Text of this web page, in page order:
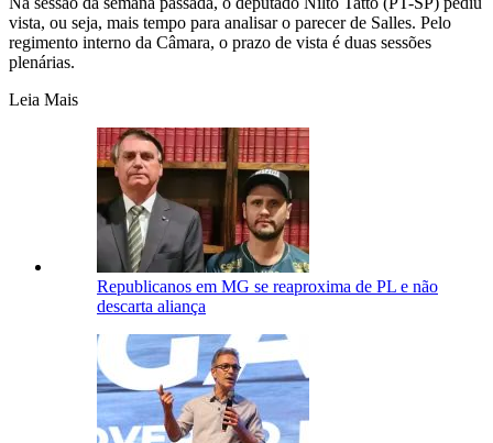
vista, ou seja, mais tempo para analisar o parecer de Salles. Pelo
regimento interno da Câmara, o prazo de vista é duas sessões
plenárias.
Leia Mais
Republicanos em MG se reaproxima de PL e não
descarta aliança